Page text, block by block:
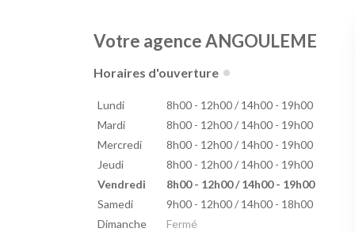
Votre agence ANGOULEME
Horaires d'ouverture
Lundi
8h00 - 12h00 / 14h00 - 19h00
Mardi
8h00 - 12h00 / 14h00 - 19h00
Mercredi
8h00 - 12h00 / 14h00 - 19h00
Jeudi
8h00 - 12h00 / 14h00 - 19h00
Vendredi
8h00 - 12h00 / 14h00 - 19h00
Samedi
9h00 - 12h00 / 14h00 - 18h00
Dimanche
Fermé